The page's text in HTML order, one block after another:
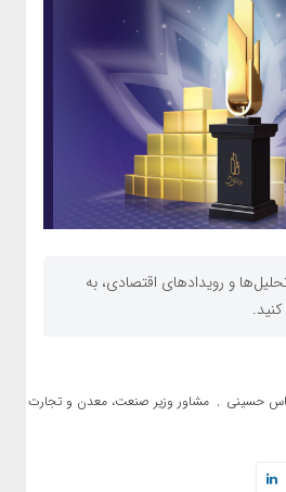
و رویدادهای اقتصادی، به
حسینی , مشاور وزیر صنعت، معدن و تجارت